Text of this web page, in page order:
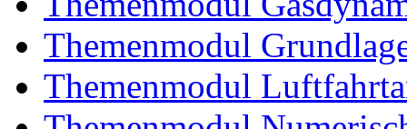
Themenmodul
Themenmodul